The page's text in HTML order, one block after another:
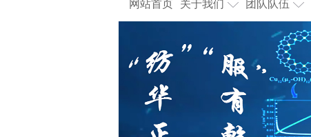
网站首页 关于我们 团队队伍